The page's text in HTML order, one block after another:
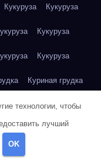
Кукуруза Кукуруза
Кукуруза
Кукуруза
Куриная грудка
Куриная грудка
Куриная грудка
Куриная грудка
технологии, чтобы
лучший
OK